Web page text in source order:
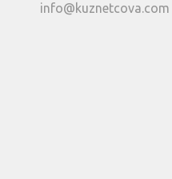
info@kuznetcova.com